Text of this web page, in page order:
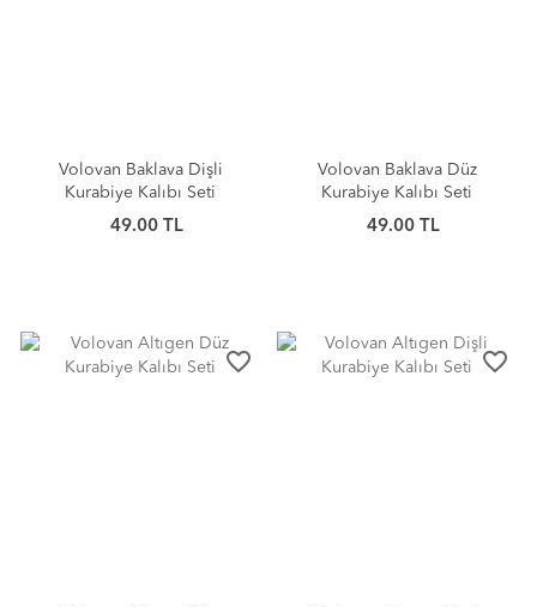
Volovan Baklava Dişli
Kurabiye Kalıbı Seti
49.00 TL
Volovan Baklava Düz
Kurabiye Kalıbı Seti
49.00 TL
favorite_border favorite_border